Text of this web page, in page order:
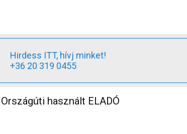
Hirdess ITT, hívj minket!
+36 20 319 0455
használt ELADÓ